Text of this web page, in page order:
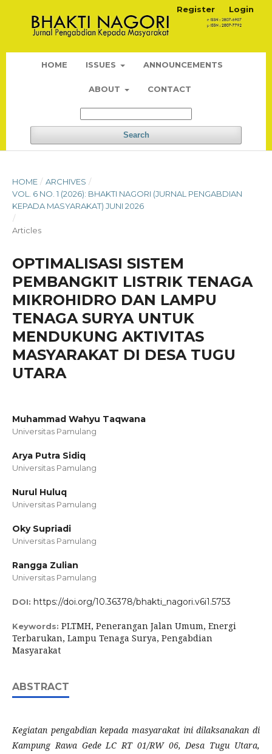
HOME ISSUES ANNOUNCEMENTS
ABOUT CONTACT
Search
Register Login
HOME / ARCHIVES /
VOL. 6 NO. 1 (2026): BHAKTI NAGORI (JURNAL PENGABDIAN
KEPADA MASYARAKAT) JUNI 2026
/
Articles
OPTIMALISASI SISTEM
PEMBANGKIT LISTRIK TENAGA
MIKROHIDRO DAN LAMPU
TENAGA SURYA UNTUK
MENDUKUNG AKTIVITAS
MASYARAKAT DI DESA TUGU
UTARA
Muhammad Wahyu Taqwana
Universitas Pamulang
Arya Putra Sidiq
Universitas Pamulang
Nurul Huluq
Universitas Pamulang
Oky Supriadi
Universitas Pamulang
Rangga Zulian
Universitas Pamulang
DOI: https://doi.org/10.36378/bhakti_nagori.v6i1.5753
Keywords: PLTMH, Penerangan Jalan Umum, Energi
Terbarukan, Lampu Tenaga Surya, Pengabdian
Masyarakat
ABSTRACT
Kegiatan pengabdian kepada masyarakat ini dilaksanakan di
Kampung Rawa Gede LC RT 01/RW 06, Desa Tugu Utara,